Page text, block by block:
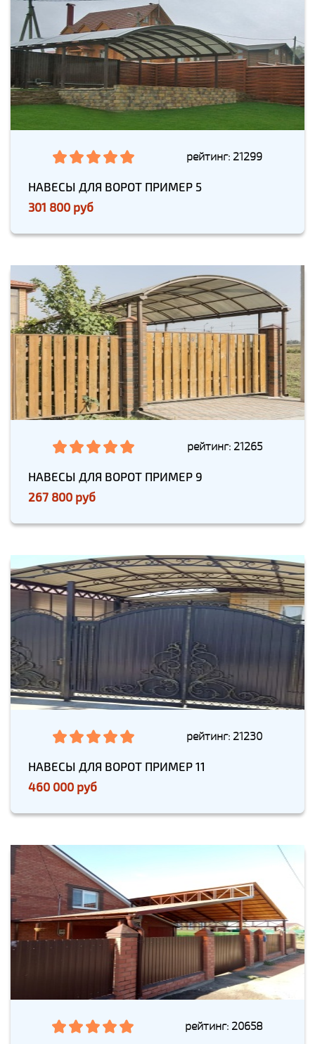
рейтинг: 21299
НАВЕСЫ ДЛЯ ВОРОТ ПРИМЕР 5
301 800 руб
рейтинг: 21265
НАВЕСЫ ДЛЯ ВОРОТ ПРИМЕР 9
267 800 руб
рейтинг: 21230
НАВЕСЫ ДЛЯ ВОРОТ ПРИМЕР 11
460 000 руб
рейтинг: 20658